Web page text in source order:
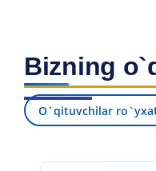
Bizning
O`qituvchilar